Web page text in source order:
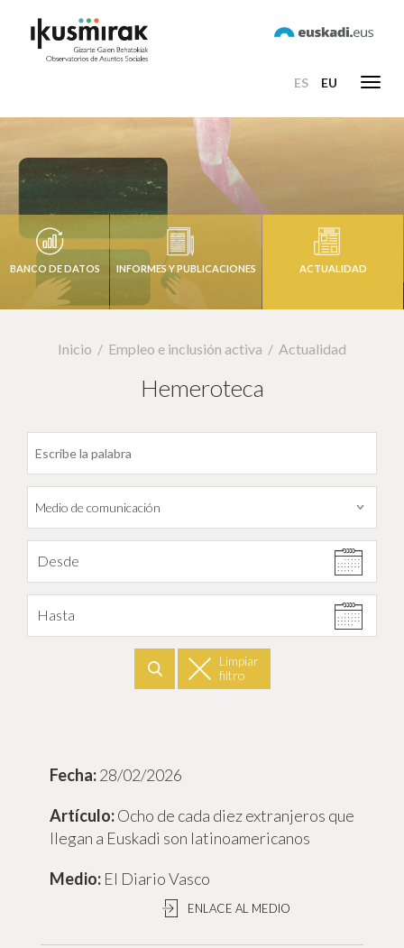
ES EU
BANCO DE DATOS INFORMES Y PUBLICACIONES ACTUALIDAD
Inicio Empleo e inclusión activa Actualidad
Hemeroteca
Filtrar por fecha
Desde
Hasta
Limpiar
filtro
28/02/2026
Ocho de cada diez extranjeros que
llegan a Euskadi son latinoamericanos
El Diario Vasco
ENLACE AL MEDIO